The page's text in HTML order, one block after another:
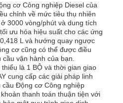
cơ Công nghiệp Diesel của
chỉnh về mức tiêu thụ nhiên
3000 vòng/phút và dung tích
ưu hóa hiệu suất cho các ứng
L và hướng quay ngược
cơ cũng có thể được điều
vận hành của bạn.
là 1 BỘ và thời gian giao
cung cấp các giải pháp linh
cầu Động cơ Công nghiệp
thanh toán thuận tiện với